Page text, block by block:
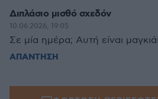
Διπλάσιο μισθό σχεδόν
10.06.2026, 19:05
Σε μία ημέρα; Αυτή είναι
ΑΠΑΝΤΗΣΗ